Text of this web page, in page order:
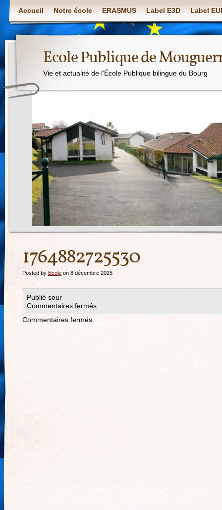
Accueil Notre école ERASMUS Label E3D Label
Ecole Publique de
Vie et actualité de l'École Publique bilingue du Bourg
1764882725530
Posted by Ecole on 8 décembre 2025
Publié sour
Commentaires fermés
Commentaires fermés